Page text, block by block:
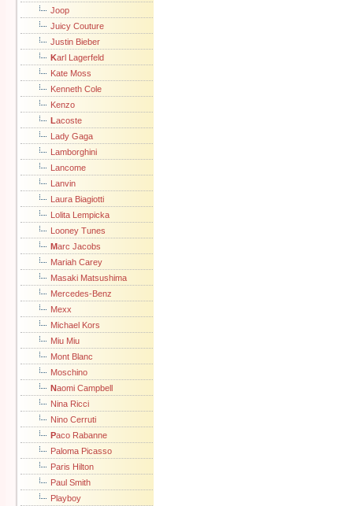
Joop
Juicy Couture
Justin Bieber
Karl Lagerfeld
Kate Moss
Kenneth Cole
Kenzo
Lacoste
Lady Gaga
Lamborghini
Lancome
Lanvin
Laura Biagiotti
Lolita Lempicka
Looney Tunes
Marc Jacobs
Mariah Carey
Masaki Matsushima
Mercedes-Benz
Mexx
Michael Kors
Miu Miu
Mont Blanc
Moschino
Naomi Campbell
Nina Ricci
Nino Cerruti
Paco Rabanne
Paloma Picasso
Paris Hilton
Paul Smith
Playboy